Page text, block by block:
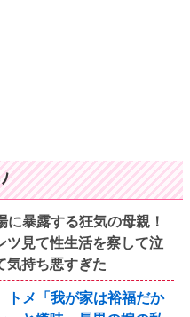
暴露する狂気の母親！
ツ見て性生活を察して泣
気持ち悪すぎた
トメ「我が家は裕福だか